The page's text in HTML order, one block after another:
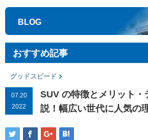
BLOG
おすすめ記事
グッドスピード
07.20
2022
SUV の特徴とメリット・
説！幅広い世代に人気の